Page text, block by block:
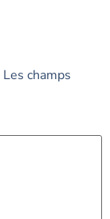
Les champs